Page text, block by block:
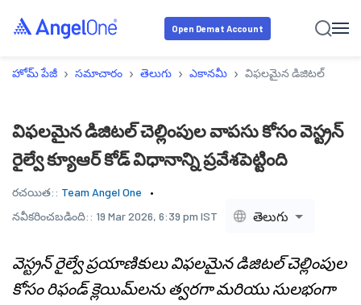
Open Demat Account
హోమ్ పేజీ › సమాచారం › తెలుగు › ఎకానమీ › విఫలమైన డిజిటల్
విఫలమైన డిజిటల్ చెల్లింపుల వాపసు కోసం వెస్ట్రన్
రైల్వే క్యూఆర్ కోడ్ విధానాన్ని ప్రవేశపెట్టింది
రచయిత:: Team Angel One
నవీకరించబడింది:: 19 Mar 2026, 6:39 pm IST తెలుగు
వెస్ట్రన్ రైల్వే ప్రయాణికులు విఫలమైన డిజిటల్ చెల్లింపుల
కోసం రిఫండ్ క్లెయిమ్‌లను త్వరగా మరియు సులభంగా